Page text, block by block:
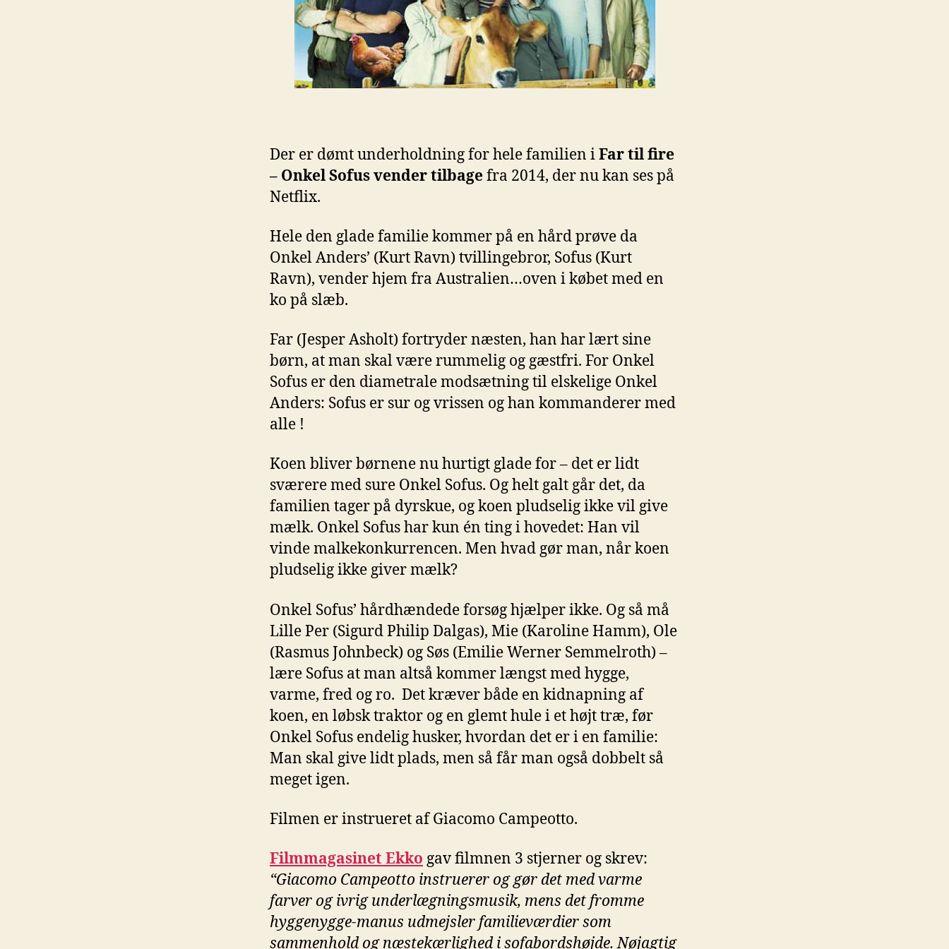
Der er dømt underholdning for hele familien iFar til fire
– Onkel Sofus vender tilbagefra 2014, der nu kan ses på
Netflix.
Hele den glade familie kommer på en hård prøve da
Onkel Anders’ (Kurt Ravn) tvillingebror, Sofus (Kurt
Ravn), vender hjem fra Australien…oven i købet med en
ko på slæb.
Far (Jesper Asholt) fortryder næsten, han har lært sine
børn, at man skal være rummelig og gæstfri. For Onkel
Sofus er den diametrale modsætning til elskelige Onkel
Anders: Sofus er sur og vrissen og han kommanderer med
alle !
Koen bliver børnene nu hurtigt glade for – det er lidt
sværere med sure Onkel Sofus. Og helt galt går det, da
familien tager på dyrskue, og koen pludselig ikke vil give
mælk. Onkel Sofus har kun én ting i hovedet: Han vil
vinde malkekonkurrencen. Men hvad gør man, når koen
pludselig ikke giver mælk?
Onkel Sofus’ hårdhændede forsøg hjælper ikke. Og så må
Lille Per (Sigurd Philip Dalgas), Mie (Karoline Hamm), Ole
(Rasmus Johnbeck) og Søs (Emilie Werner Semmelroth) –
lære Sofus at man altså kommer længst med hygge,
varme, fred og ro. Det kræver både en kidnapning af
koen, en løbsk traktor og en glemt hule i et højt træ, før
Onkel Sofus endelig husker, hvordan det er i en familie:
Man skal give lidt plads, men så får man også dobbelt så
meget igen.
Filmen er instrueret af Giacomo Campeotto.
Filmmagasinet Ekko gav filmnen 3 stjerner og skrev:
“Giacomo Campeotto instruerer og gør det med varme
farver og ivrig underlægningsmusik, mens det fromme
hyggenygge-manus udmejsler familieværdier som
sammenhold og næstekærlighed i sofabordshøjde. Nøjagtig